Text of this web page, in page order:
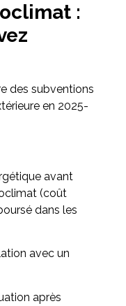
:
des subventions
en 2025-
avant
(coût
dans les
avec un
après